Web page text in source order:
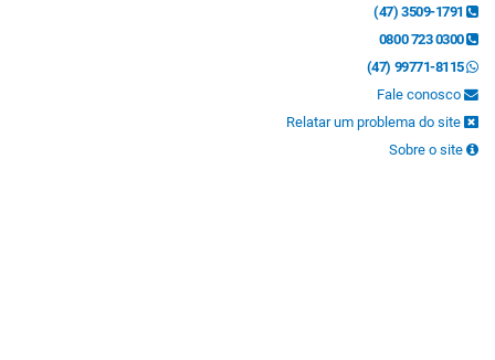
(47) 3509-1791
0800 723 0300
(47) 99771-8115
Fale conosco
Relatar um problema do site
Sobre o site